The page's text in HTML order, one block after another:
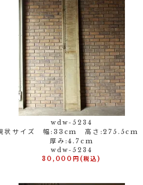
wdw-5234
状サイズ 幅:33cm 高さ:275.5cm
厚み:4.7cm
wdw-5234
30,000円(税込)